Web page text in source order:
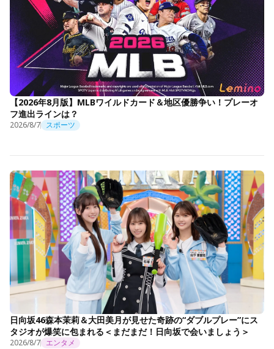
【2026年8月版】MLBワイルドカード＆地区優勝争い！プレーオ
フ進出ラインは？
2026/8/7 スポーツ
日向坂46森本茉莉＆大田美月が見せた奇跡の“ダブルプレー”にス
タジオが爆笑に包まれる＜まだまだ！日向坂で会いましょう＞
2026/8/7 エンタメ